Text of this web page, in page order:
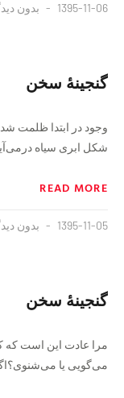
1395-11-06 بدون
گنجینهٔ سخن
وجود در ابتدا ظلمت
شكل ابری سیاه
READ MORE
1395-11-05 بدون
گنجینهٔ سخن
مرا عادت این است که
می‌گویی یا